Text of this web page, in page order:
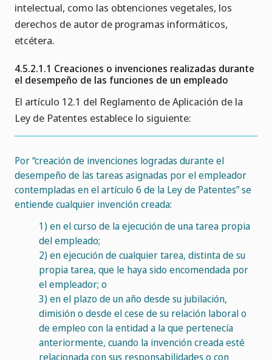
intelectual, como las obtenciones vegetales, los
derechos de autor de programas informáticos,
etcétera.
4.5.2.1.1 Creaciones o invenciones realizadas durante
el desempeño de las funciones de un empleado
El artículo 12.1 del Reglamento de Aplicación de la
Ley de Patentes establece lo siguiente:
Por “creación de invenciones logradas durante el
desempeño de las tareas asignadas por el empleador
contempladas en el artículo 6 de la Ley de Patentes” se
entiende cualquier invención creada:
1) en el curso de la ejecución de una tarea propia
del empleado;
2) en ejecución de cualquier tarea, distinta de su
propia tarea, que le haya sido encomendada por
el empleador; o
3) en el plazo de un año desde su jubilación,
dimisión o desde el cese de su relación laboral o
de empleo con la entidad a la que pertenecía
anteriormente, cuando la invención creada esté
relacionada con sus responsabilidades o con